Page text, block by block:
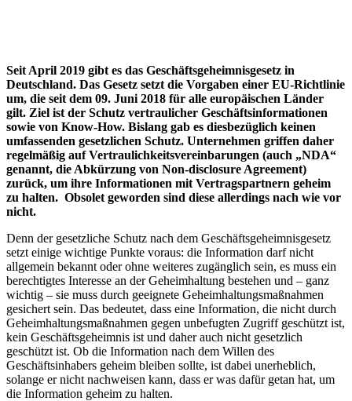
Seit April 2019 gibt es das Geschäftsgeheimnisgesetz in
Deutschland. Das Gesetz setzt die Vorgaben einer EU-Richtlinie
um, die seit dem 09. Juni 2018 für alle europäischen Länder
gilt. Ziel ist der Schutz vertraulicher Geschäftsinformationen
sowie von Know-How. Bislang gab es diesbezüglich keinen
umfassenden gesetzlichen Schutz. Unternehmen griffen daher
regelmäßig auf Vertraulichkeitsvereinbarungen (auch „NDA“
genannt, die Abkürzung von Non-disclosure Agreement)
zurück, um ihre Informationen mit Vertragspartnern geheim
zu halten. Obsolet geworden sind diese allerdings nach wie vor
nicht.
Denn der gesetzliche Schutz nach dem Geschäftsgeheimnisgesetz
setzt einige wichtige Punkte voraus: die Information darf nicht
allgemein bekannt oder ohne weiteres zugänglich sein, es muss ein
berechtigtes Interesse an der Geheimhaltung bestehen und – ganz
wichtig – sie muss durch geeignete Geheimhaltungsmaßnahmen
gesichert sein. Das bedeutet, dass eine Information, die nicht durch
Geheimhaltungsmaßnahmen gegen unbefugten Zugriff geschützt ist,
kein Geschäftsgeheimnis ist und daher auch nicht gesetzlich
geschützt ist. Ob die Information nach dem Willen des
Geschäftsinhabers geheim bleiben sollte, ist dabei unerheblich,
solange er nicht nachweisen kann, dass er was dafür getan hat, um
die Information geheim zu halten.